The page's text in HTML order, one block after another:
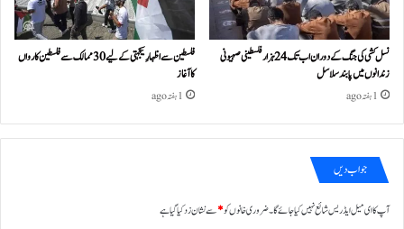
نسل کشی کی جنگ کے دوران اب تک 24ہزار فلسطینی صہیونی
زندانوں میں پابند سلاسل
1 ہفتہ ago
فلسطین سے اظہارِ یکجہتی کے لیے 30 ممالک سے فلسطین کارواں
کا آغاز
1 ہفتہ ago
جواب دیں
آپ کا ای میل ایڈریس شائع نہیں کیا جائے گا۔ضروری خانوں کو*سے نشان زد کیا گیا ہے